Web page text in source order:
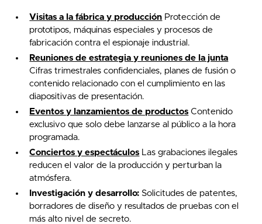
Visitas a la fábrica y producción Protección de
prototipos, máquinas especiales y procesos de
fabricación contra el espionaje industrial.
Reuniones de estrategia y reuniones de la junta
Cifras trimestrales confidenciales, planes de fusión o
contenido relacionado con el cumplimiento en las
diapositivas de presentación.
Eventos y lanzamientos de productos Contenido
exclusivo que solo debe lanzarse al público a la hora
programada.
Conciertos y espectáculos Las grabaciones ilegales
reducen el valor de la producción y perturban la
atmósfera.
Investigación y desarrollo: Solicitudes de patentes,
borradores de diseño y resultados de pruebas con el
más alto nivel de secreto.